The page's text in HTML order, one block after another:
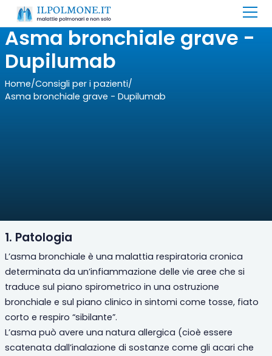
Asma bronchiale grave -
Dupilumab
Home/Consigli per i pazienti/
Asma bronchiale grave - Dupilumab
1. Patologia
L’asma bronchiale è una malattia respiratoria cronica
determinata da un’infiammazione delle vie aree che si
traduce sul piano spirometrico in una ostruzione
bronchiale e sul piano clinico in sintomi come tosse, fiato
corto e respiro “sibilante”.
L’asma può avere una natura allergica (cioè essere
scatenata dall’inalazione di sostanze come gli acari che